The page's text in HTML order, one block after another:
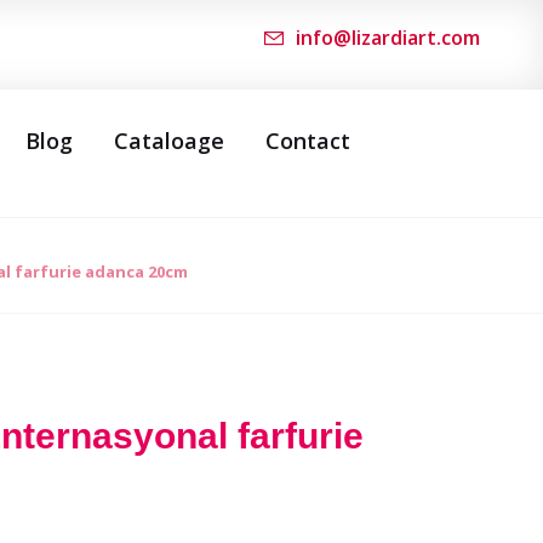
info@lizardiart.com
Blog Cataloage Contact
farfurie adanca 20cm
farfurie